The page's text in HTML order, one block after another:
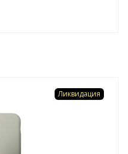
Ликвидация